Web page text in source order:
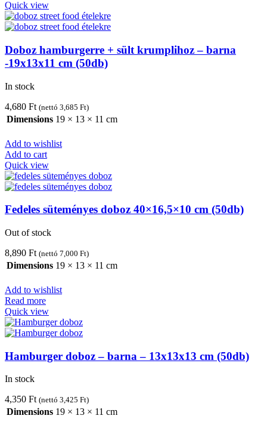
Quick view
Doboz hamburgerre + sült krumplihoz – barna
-19x13x11 cm (50db)
In stock
4,680 Ft (nettó 3,685 Ft)
Dimensions 19 × 13 × 11 cm
Add to wishlist
Add to cart
Quick view
Fedeles süteményes doboz 40×16,5×10 cm (50db)
Out of stock
8,890 Ft (nettó 7,000 Ft)
Dimensions 19 × 13 × 11 cm
Add to wishlist
Read more
Quick view
Hamburger doboz – barna – 13x13x13 cm (50db)
In stock
4,350 Ft (nettó 3,425 Ft)
Dimensions 19 × 13 × 11 cm